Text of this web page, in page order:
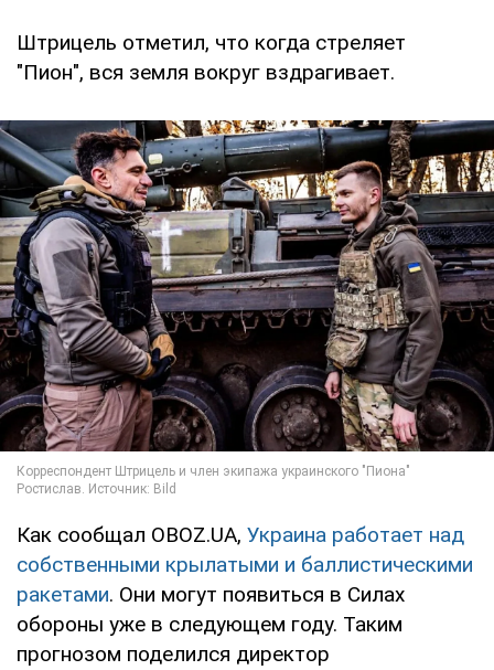
Штрицель отметил, что когда стреляет
"Пион", вся земля вокруг вздрагивает.
Как сообщал OBOZ.UA, Украина работает над
собственными крылатыми и баллистическими
ракетами. Они могут появиться в Силах
обороны уже в следующем году. Таким
прогнозом поделился директор